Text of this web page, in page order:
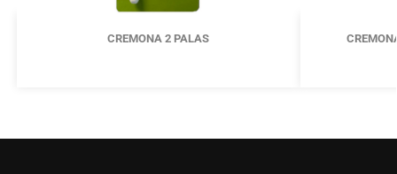
CREMONA 2 PALAS